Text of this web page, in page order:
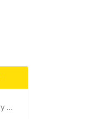
Spider-Man. Całkiem nowy dzień